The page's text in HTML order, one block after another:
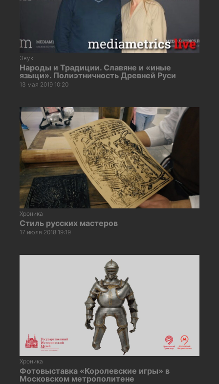
Звук
Народы и Традиции. Славяне и «иные
языци». Полиэтничность Древней Руси
13 мая 2019 10:20
Хроника
Стиль русских мастеров
17 июля 2018 19:19
Хроника
Фотовыставка «Королевские игры» в
Московском метрополитене